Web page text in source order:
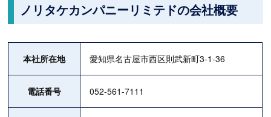
ノリタケカンパニーリミテドの会社概要
本社所在地 愛知県名古屋市西区則武新町3-1-36
電話番号 052-561-7111